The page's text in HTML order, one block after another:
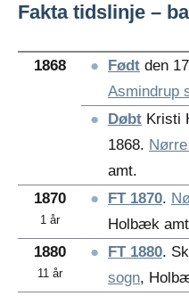
Fakta tidslinje –
1868 ● Født den
Asmindrup
●
Døbt Kristi
1868.
amt.
1870
1 år
● FT 1870.
Holbæk
1880
11 år
● FT 1880.
sogn,